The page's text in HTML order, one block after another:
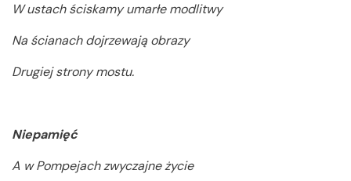
W ustach ściskamy umarłe modlitwy
Na ścianach dojrzewają obrazy
Drugiej strony mostu.
Niepamięć
A w Pompejach zwyczajne życie